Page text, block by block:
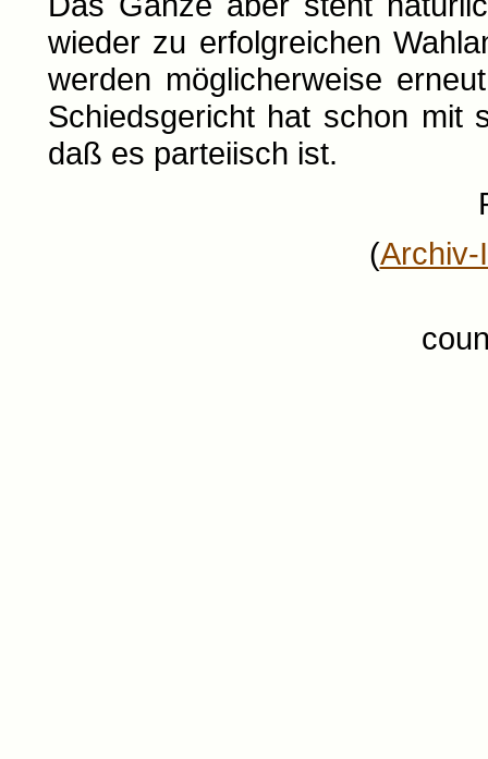
wieder zu erfolgreichen
werden möglicherweise
Schiedsgericht hat schon mit
daß es parteiisch ist.
(Archiv-